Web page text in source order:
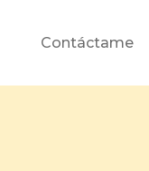
Contáctame